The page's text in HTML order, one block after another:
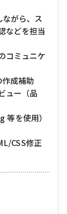
がら、ス
などを担当
コミュニケ
成補助
ュー（品
等を使用）
CSS修正